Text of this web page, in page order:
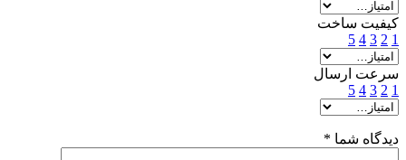
کیفیت ساخت
1
2
3
4
5
سرعت ارسال
1
2
3
4
5
دیدگاه شما *